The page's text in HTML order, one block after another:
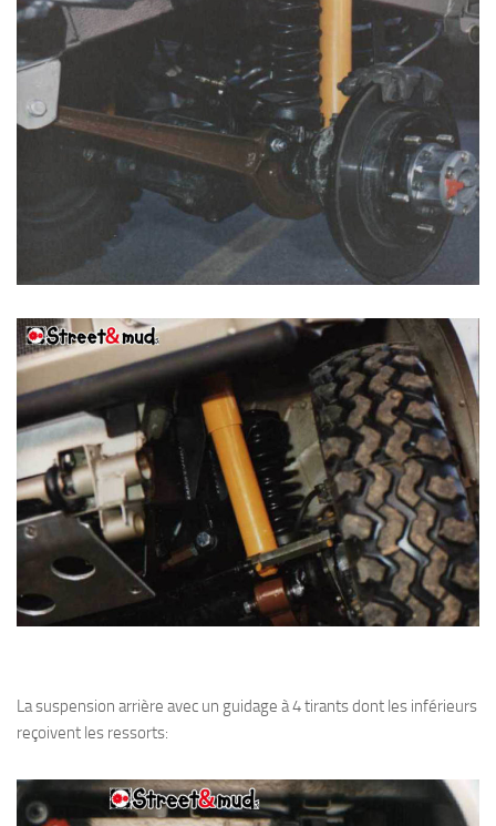
La suspension arrière avec un guidage à 4 tirants dont les inférieurs
reçoivent les ressorts: